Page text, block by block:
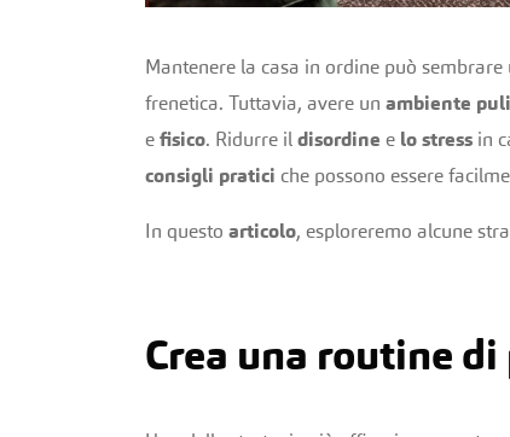
Mantenere la casa in ordine può
frenetica. Tuttavia, avere un ambiente
e fisico. Ridurre il disordine e lo stressin
consigli pratici che possono essere
In questo articolo, esploreremo alcune
Crea una routine